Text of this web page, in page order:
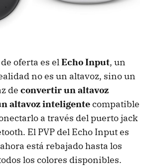
oferta es elEcho Input, un
no es un altavoz, sino un
de convertir un altavoz
altavoz inteligentecompatible
a través del puerto jack
El PVP del Echo Input es
está rebajado hasta los
los colores disponibles.